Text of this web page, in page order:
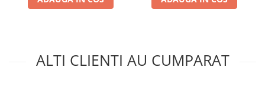
alimente.
corespunzatoare).
ALTI CLIENTI AU CUMPARAT